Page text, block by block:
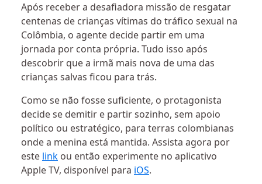
Após receber a desafiadora missão de resgatar
centenas de crianças vítimas do tráfico sexual na
Colômbia, o agente decide partir em uma
jornada por conta própria. Tudo isso após
descobrir que a irmã mais nova de uma das
crianças salvas ficou para trás.
Como se não fosse suficiente, o protagonista
decide se demitir e partir sozinho, sem apoio
político ou estratégico, para terras colombianas
onde a menina está mantida. Assista agora por
este link ou então experimente no aplicativo
Apple TV, disponível para iOS.